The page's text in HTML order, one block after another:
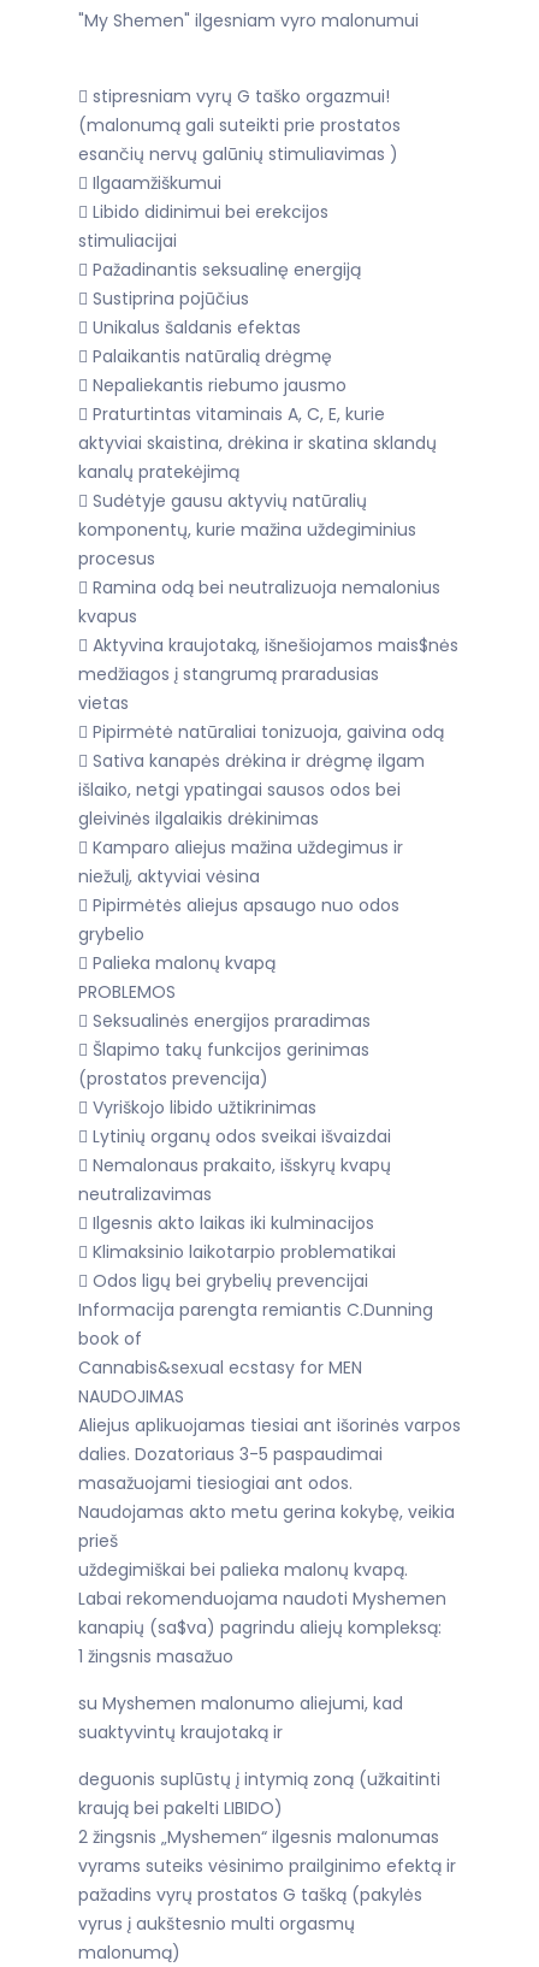
"My Shemen" ilgesniam vyro malonumui
 stipresniam vyrų G taško orgazmui!
(malonumą gali suteikti prie prostatos
esančių nervų galūnių stimuliavimas )
 Ilgaamžiškumui
 Libido didinimui bei erekcijos
stimuliacijai
 Pažadinantis seksualinę energiją
 Sustiprina pojūčius
 Unikalus šaldanis efektas
 Palaikantis natūralią drėgmę
 Nepaliekantis riebumo jausmo
 Praturtintas vitaminais A, C, E, kurie
aktyviai skaistina, drėkina ir skatina sklandų
kanalų pratekėjimą
 Sudėtyje gausu aktyvių natūralių
komponentų, kurie mažina uždegiminius
procesus
 Ramina odą bei neutralizuoja nemalonius
kvapus
 Aktyvina kraujotaką, išnešiojamos mais$nės
medžiagos į stangrumą praradusias
vietas
 Pipirmėtė natūraliai tonizuoja, gaivina odą
 Sativa kanapės drėkina ir drėgmę ilgam
išlaiko, netgi ypatingai sausos odos bei
gleivinės ilgalaikis drėkinimas
 Kamparo aliejus mažina uždegimus ir
niežulį, aktyviai vėsina
 Pipirmėtės aliejus apsaugo nuo odos
grybelio
 Palieka malonų kvapą
PROBLEMOS
 Seksualinės energijos praradimas
 Šlapimo takų funkcijos gerinimas
(prostatos prevencija)
 Vyriškojo libido užtikrinimas
 Lytinių organų odos sveikai išvaizdai
 Nemalonaus prakaito, išskyrų kvapų
neutralizavimas
 Ilgesnis akto laikas iki kulminacijos
 Klimaksinio laikotarpio problematikai
 Odos ligų bei grybelių prevencijai
Informacija parengta remiantis C.Dunning
book of
Cannabis&sexual ecstasy for MEN
NAUDOJIMAS
Aliejus aplikuojamas tiesiai ant išorinės varpos
dalies. Dozatoriaus 3-5 paspaudimai
masažuojami tiesiogiai ant odos.
Naudojamas akto metu gerina kokybę, veikia
prieš
uždegimiškai bei palieka malonų kvapą.
Labai rekomenduojama naudoti Myshemen
kanapių (sa$va) pagrindu aliejų kompleksą:
1 žingsnis masažuo
su Myshemen malonumo aliejumi, kad
suaktyvintų kraujotaką ir
deguonis suplūstų į intymią zoną (užkaitinti
kraują bei pakelti LIBIDO)
2 žingsnis „Myshemen“ ilgesnis malonumas
vyrams suteiks vėsinimo prailginimo efektą ir
pažadins vyrų prostatos G tašką (pakylės
vyrus į aukštesnio multi orgasmų
malonumą)